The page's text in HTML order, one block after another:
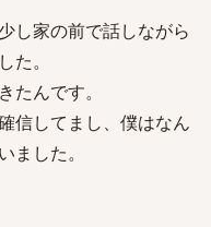
し家の前で話しながら
た。
たんです。
信してまし、僕はなん
ました。